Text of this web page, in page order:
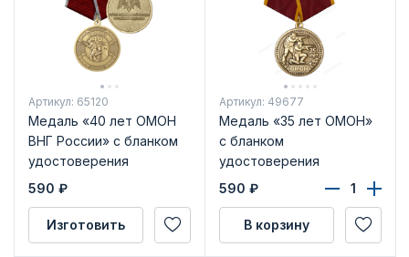
Артикул: 65120
Медаль «40 лет ОМОН
ВНГ России» с бланком
удостоверения
590 ₽
Изготовить
Артикул: 49677
Медаль «35 лет ОМОН»
с бланком
удостоверения
590 ₽
В корзину